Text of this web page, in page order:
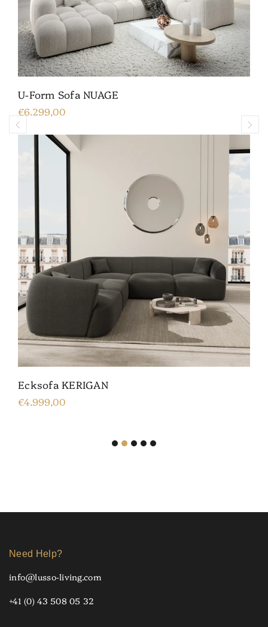
U-Form Sofa NUAGE
€6.299,00
Ecksofa KERIGAN
€4.999,00
Need Help?
info@lusso-living.com
+41 (0) 43 508 05 32